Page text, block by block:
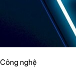
Công nghệ